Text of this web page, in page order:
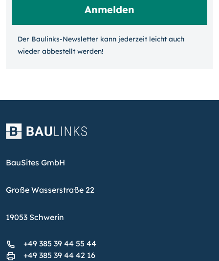
Der Baulinks-Newsletter kann jeder­zeit leicht auch
wieder ab­bestellt werden!
BauSites GmbH
Große Wasserstraße 22
19053 Schwerin
+49 385 39 44 55 44
+49 385 39 44 42 16